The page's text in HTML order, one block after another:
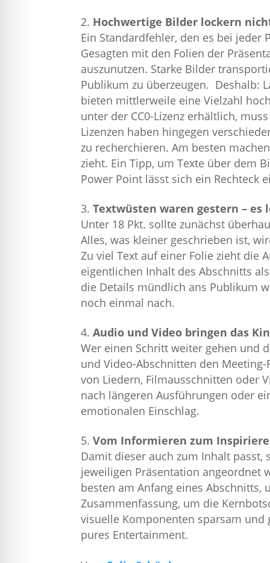
Hochwertige Bilder lockern
Ein Standardfehler, den es bei jeder
Gesagten mit den Folien der
auszunutzen. Starke Bilder
Publikum zu überzeugen. Deshalb:
bieten mittlerweile eine Vielzahl
unter der CC0-Lizenz erhältlich,
Lizenzen haben hingegen
zu recherchieren. Am besten
zieht. Ein Tipp, um Texte über dem
Power Point lässt sich ein Rechteck
Textwüsten waren gestern – es
Unter 18 Pkt. sollte zunächst
Alles, was kleiner geschrieben ist,
Zu viel Text auf einer Folie zieht die
eigentlichen Inhalt des Abschnitts
die Details mündlich ans Publikum
noch einmal nach.
Audio und Video bringen das
Wer einen Schritt weiter gehen und
und Video-Abschnitten den
von Liedern, Filmausschnitten oder
nach längeren Ausführungen oder
emotionalen Einschlag.
Vom Informieren zum
Damit dieser auch zum Inhalt
jeweiligen Präsentation angeordnet
besten am Anfang eines
Zusammenfassung, um die
visuelle Komponenten sparsam und
pures Entertainment.